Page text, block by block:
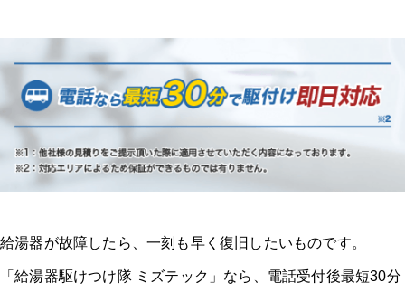
給湯器が故障したら、一刻も早く復旧したいものです。
「給湯器駆けつけ隊 ミズテック」なら、電話受付後最短30分